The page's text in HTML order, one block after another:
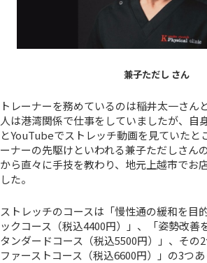
兼子ただし さん
トレーナーを務めているのは稲井太一さん
人は港湾関係で仕事をしていましたが、自
とYouTubeでストレッチ動画を見ていたと
ーナーの先駆けといわれる兼子ただしさん
から直々に手技を教わり、地元上越市でお
した。
ストレッチのコースは「慢性通の緩和を目
ックコース（税込4400円）」、「姿勢改善
タンダードコース（税込5500円）」、その
ファーストコース（税込6600円）」の3つあ